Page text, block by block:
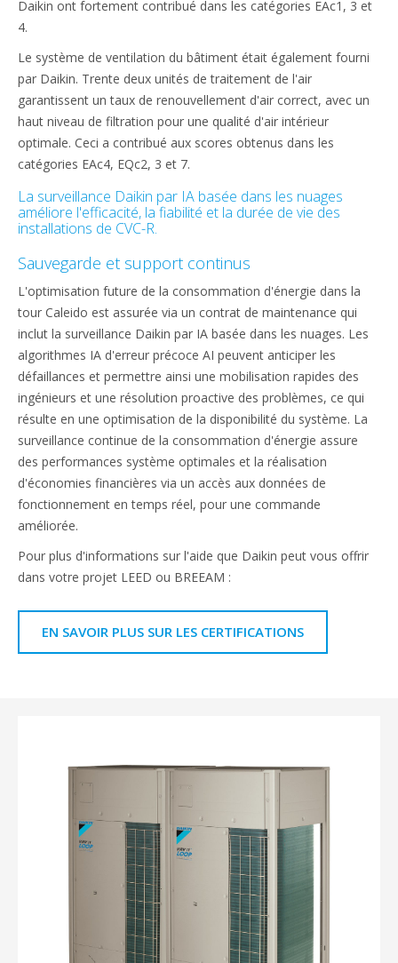
Daikin ont fortement contribué dans les catégories EAc1, 3 et
4.
Le système de ventilation du bâtiment était également fourni
par Daikin. Trente deux unités de traitement de l'air
garantissent un taux de renouvellement d'air correct, avec un
haut niveau de filtration pour une qualité d'air intérieur
optimale. Ceci a contribué aux scores obtenus dans les
catégories EAc4, EQc2, 3 et 7.
La surveillance Daikin par IA basée dans les nuages
améliore l'efficacité, la fiabilité et la durée de vie des
installations de CVC-R.
Sauvegarde et support continus
L'optimisation future de la consommation d'énergie dans la
tour Caleido est assurée via un contrat de maintenance qui
inclut la surveillance Daikin par IA basée dans les nuages. Les
algorithmes IA d'erreur précoce AI peuvent anticiper les
défaillances et permettre ainsi une mobilisation rapides des
ingénieurs et une résolution proactive des problèmes, ce qui
résulte en une optimisation de la disponibilité du système. La
surveillance continue de la consommation d'énergie assure
des performances système optimales et la réalisation
d'économies financières via un accès aux données de
fonctionnement en temps réel, pour une commande
améliorée.
Pour plus d'informations sur l'aide que Daikin peut vous offrir
dans votre projet LEED ou BREEAM :
EN SAVOIR PLUS SUR LES CERTIFICATIONS